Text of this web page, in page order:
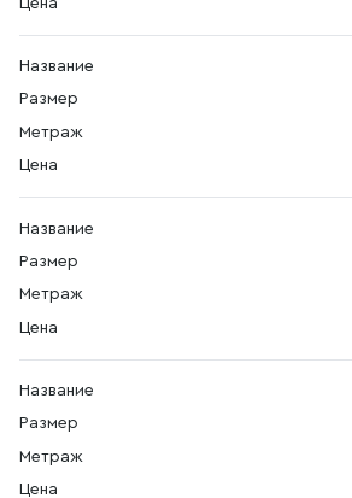
Название
Размер
Метраж
Цена
Название
Размер
Метраж
Цена
Название
Размер
Метраж
Цена